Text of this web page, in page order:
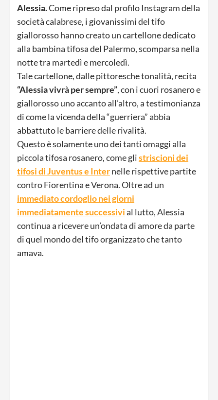
Alessia.Come ripreso dal profilo Instagram della
società calabrese, i giovanissimi del tifo
giallorosso hanno creato un cartellone dedicato
alla bambina tifosa del Palermo, scomparsa nella
notte tra martedì e mercoledì.
Tale cartellone, dalle pittoresche tonalità, recita
“Alessia vivrà per sempre”, con i cuori rosanero e
giallorosso uno accanto all’altro, a testimonianza
di come la vicenda della “guerriera” abbia
abbattuto le barriere delle rivalità.
Questo è solamente uno dei tanti omaggi alla
piccola tifosa rosanero, come glistriscioni dei
tifosi di Juventus e Internelle rispettive partite
contro Fiorentina e Verona. Oltre ad un
immediato cordoglio nei giorni
immediatamente successivial lutto, Alessia
continua a ricevere un’ondata di amore da parte
di quel mondo del tifo organizzato che tanto
amava.